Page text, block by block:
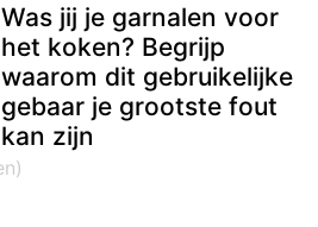
Was jij je garnalen voor
het koken? Begrijp
waarom dit gebruikelijke
gebaar je grootste fout
kan zijn